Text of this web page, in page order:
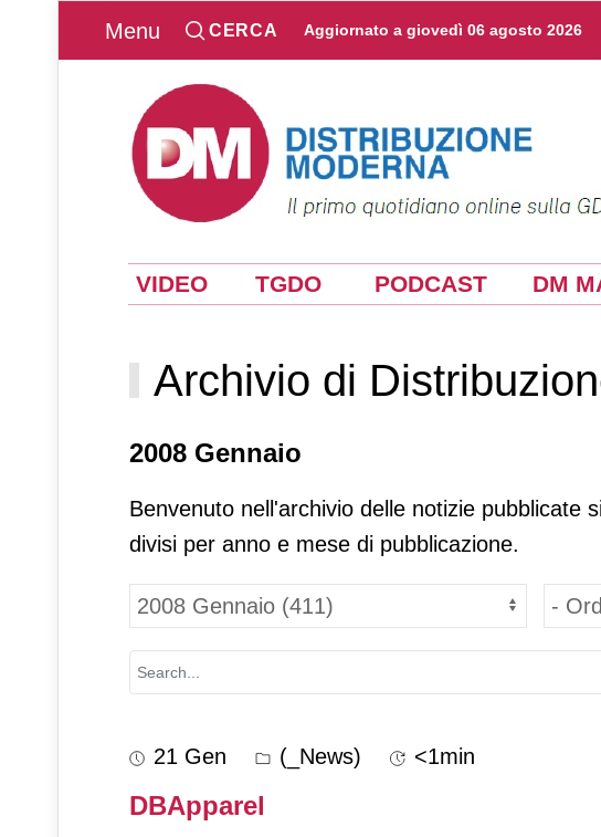
Menu CERCA Aggiornato a giovedì 06 agosto 2026
VIDEO TGDO PODCAST DM
Archivio di
2008 Gennaio
Benvenuto nell'archivio delle notizie pubblicate
divisi per anno e mese di pubblicazione.
21 Gen (_News) <1min
DBApparel